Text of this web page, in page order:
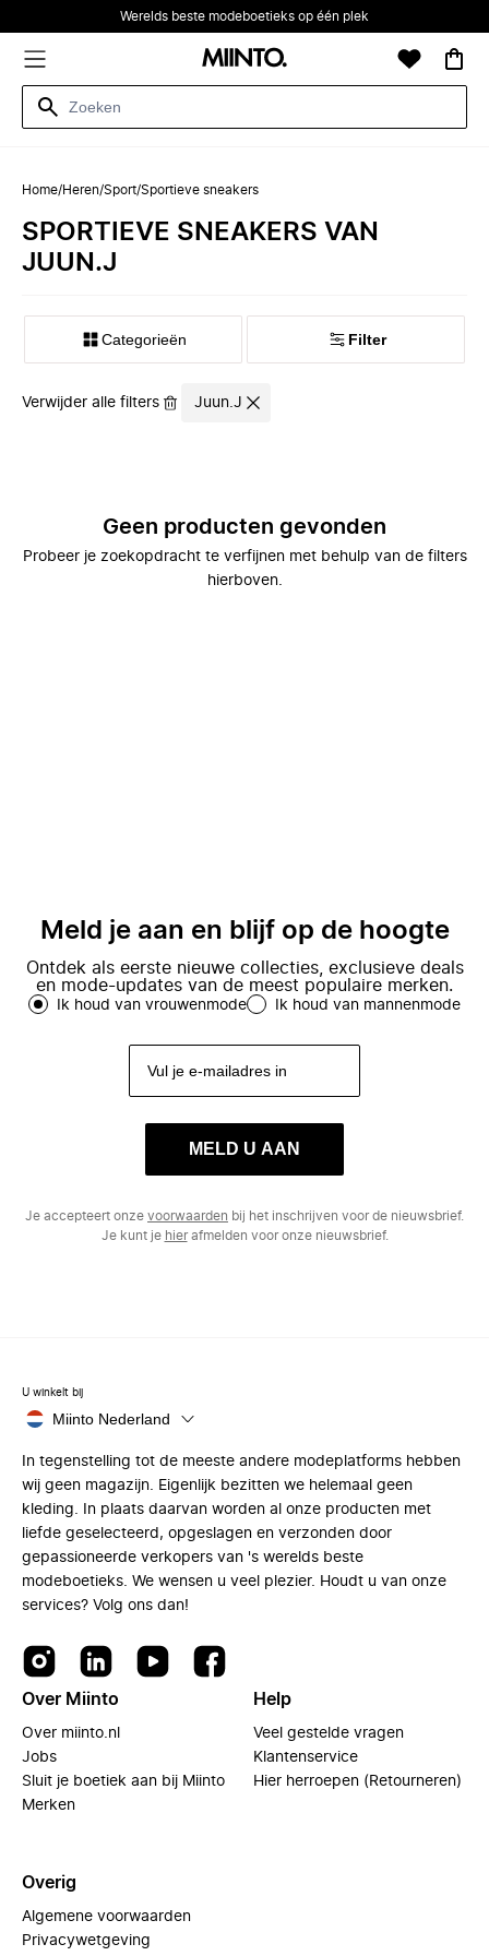
Werelds beste modeboetieks op één plek
Home/Heren/Sport/Sportieve sneakers
SPORTIEVE SNEAKERS VAN
JUUN.J
Categorieën Filter
Verwijder alle filters Juun.J
Geen producten gevonden
Probeer je zoekopdracht te verfijnen met behulp van de filters
hierboven.
Meld je aan en blijf op de hoogte
Ontdek als eerste nieuwe collecties, exclusieve deals
en mode-updates van de meest populaire merken.
Ik houd van vrouwenmode Ik houd van mannenmode
MELD U AAN
Je accepteert onze voorwaarden bij het inschrijven voor de nieuwsbrief.
Je kunt je hierafmelden voor onze nieuwsbrief.
U winkelt bij
Miinto Nederland
In tegenstelling tot de meeste andere modeplatforms hebben
wij geen magazijn. Eigenlijk bezitten we helemaal geen
kleding. In plaats daarvan worden al onze producten met
liefde geselecteerd, opgeslagen en verzonden door
gepassioneerde verkopers van 's werelds beste
modeboetieks. We wensen u veel plezier. Houdt u van onze
services? Volg ons dan!
Over Miinto
Over miinto.nl
Jobs
Sluit je boetiek aan bij Miinto
Merken
Help
Veel gestelde vragen
Klantenservice
Hier herroepen (Retourneren)
Overig
Algemene voorwaarden
Privacywetgeving